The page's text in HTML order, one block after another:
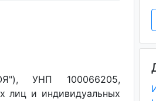
УНП 100066205,
лиц и индивидуальных